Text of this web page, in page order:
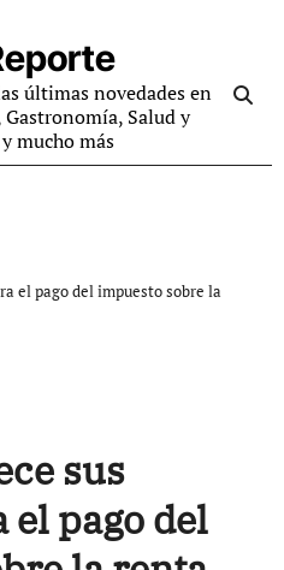
últimas novedades en
Salud y
mucho más
el pago del impuesto sobre la
sus
el pago del